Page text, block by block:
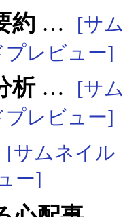
約 … [サ
レビュー]
析… [サ
レビュー]
[サムネイル
ー]